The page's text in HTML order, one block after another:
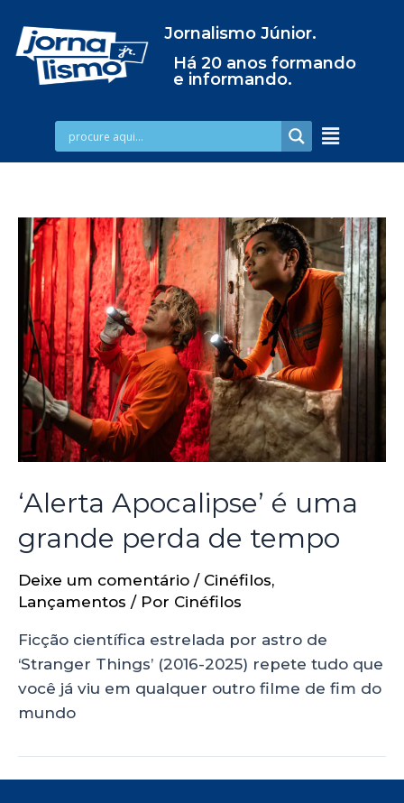
Jornalismo Júnior.
Há 20 anos formando
e informando.
‘Alerta Apocalipse’ é uma
grande perda de tempo
Deixe um comentário / Cinéfilos,
Lançamentos / Por Cinéfilos
Ficção científica estrelada por astro de
‘Stranger Things’ (2016-2025) repete tudo que
você já viu em qualquer outro filme de fim do
mundo